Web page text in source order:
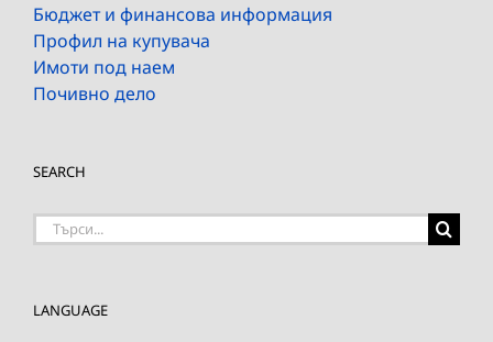
Бюджет и финансова информация
Профил на купувача
Имоти под наем
Почивно дело
SEARCH
Търсене
LANGUAGE